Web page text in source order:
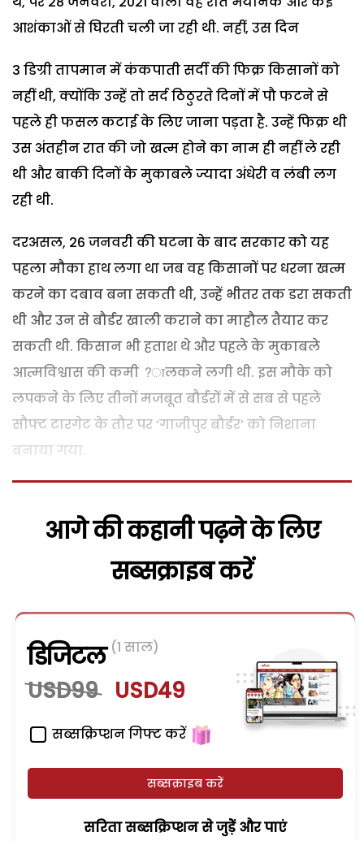
आशंकाओं से घिरती चली जा रही थी. नहीं, उस दिन
3 डिग्री तापमान में कंकपाती सर्दी की फिक्र किसानों को
नहीं थी, क्योंकि उन्हें तो सर्द ठिठुरते दिनों में पौ फटने से
पहले ही फसल कटाई के लिए जाना पड़ता है. उन्हें फिक्र थी
उस अंतहीन रात की जो खत्म होने का नाम ही नहीं ले रही
थी और बाकी दिनों के मुकाबले ज्यादा अंधेरी व लंबी लग
रही थी.
दरअसल, 26 जनवरी की घटना के बाद सरकार को यह
पहला मौका हाथ लगा था जब वह किसानों पर धरना खत्म
करने का दबाव बना सकती थी, उन्हें भीतर तक डरा सकती
थी और उन से बौर्डर खाली कराने का माहौल तैयार कर
सकती थी. किसान भी हताश थे और पहले के मुकाबले
आत्मविश्वास की कमी ?ालकने लगी थी. इस मौके को
लपकने के लिए तीनों मजबूत बौर्डरों में से सब से पहले
सौफ्ट टारगेट के तौर पर ‘गाजीपुर बौर्डर’ को निशाना
बनाया गया.
आगे की कहानी पढ़ने के लिए
सब्सक्राइब करें
डिजिटल (1 साल)
USD99 USD49
सब्सक्रिप्शन गिफ्ट करें
सब्सक्राइब करें
सरिता सब्सक्रिप्शन से जुड़ेें और पाएं